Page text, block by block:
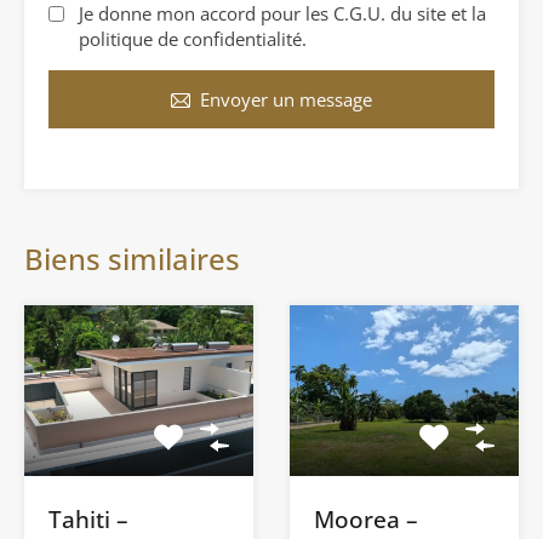
Je donne mon accord pour les C.G.U. du site et la
politique de confidentialité.
Envoyer un message
Biens similaires
Tahiti –
Moorea –